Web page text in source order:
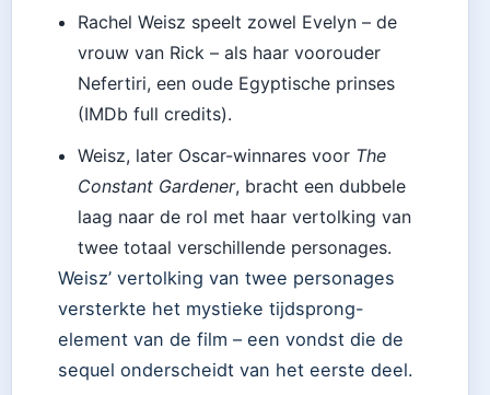
Rachel Weisz speelt zowel Evelyn – de
vrouw van Rick – als haar voorouder
Nefertiri, een oude Egyptische prinses
(IMDb full credits).
Weisz, later Oscar-winnares voor The
Constant Gardener, bracht een dubbele
laag naar de rol met haar vertolking van
twee totaal verschillende personages.
Weisz’ vertolking van twee personages
versterkte het mystieke tijdsprong-
element van de film – een vondst die de
sequel onderscheidt van het eerste deel.